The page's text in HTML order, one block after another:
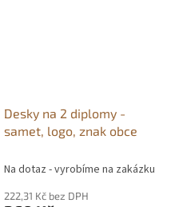
Desky na 2 diplomy -
samet, logo, znak obce
Na dotaz - vyrobíme na zakázku
222,31 Kč bez DPH